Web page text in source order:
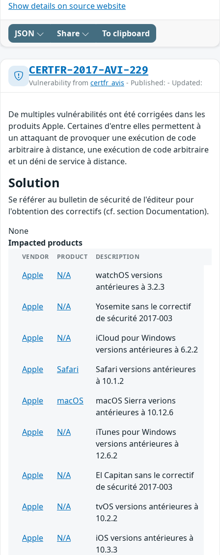
Show details on source website
JSON Share To clipboard
CERTFR-2017-AVI-229
Vulnerability from certfr_avis - Published: - Updated:
De multiples vulnérabilités ont été corrigées dans les
produits Apple. Certaines d'entre elles permettent à
un attaquant de provoquer une exécution de code
arbitraire à distance, une exécution de code arbitraire
et un déni de service à distance.
Solution
Se référer au bulletin de sécurité de l'éditeur pour
l'obtention des correctifs (cf. section Documentation).
None
Impacted products
VENDOR PRODUCT DESCRIPTION
Apple N/A
watchOS versions
antérieures à 3.2.3
Apple
N/A
Yosemite sans le correctif
de sécurité 2017-003
Apple
N/A
iCloud pour Windows
versions antérieures à 6.2.2
Apple
Safari
Safari versions antérieures
à 10.1.2
Apple
macOS
macOS Sierra verions
antérieures à 10.12.6
Apple
N/A
iTunes pour Windows
versions antérieures à
12.6.2
Apple
N/A
El Capitan sans le correctif
de sécurité 2017-003
Apple
N/A
tvOS versions antérieures à
10.2.2
Apple
N/A
iOS versions antérieures à
10.3.3